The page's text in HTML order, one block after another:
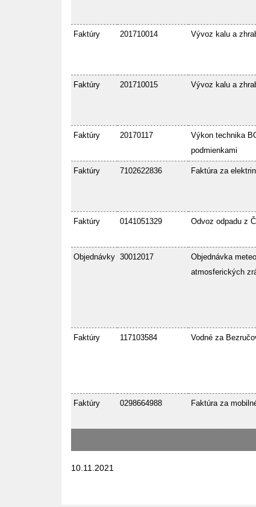
Faktúry 201710014 Vývoz kalu a
Faktúry 201710015 Vývoz kalu a
Faktúry 20170117
Výkon technika
podmienkami
Faktúry 7102622836 Faktúra za
Faktúry 0141051329 Odvoz odpadu z
Objednávky 30012017
Objednávka
atmosferických
Faktúry 117103584 Vodné za
Faktúry 0298664988 Faktúra za
10.11.2021